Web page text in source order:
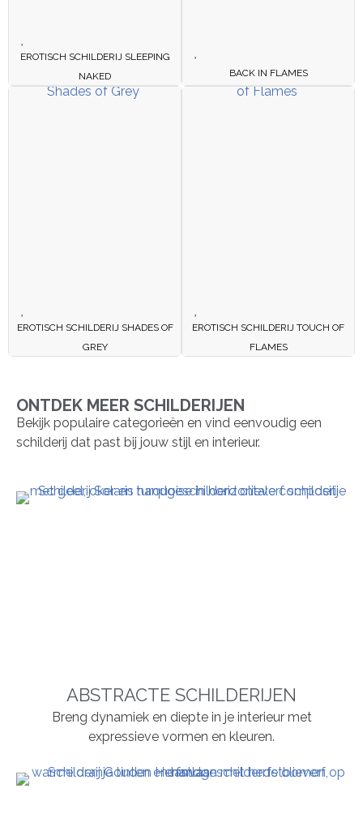
EROTISCH SCHILDERIJ SLEEPING
NAKED
BACK IN FLAMES
EROTISCH SCHILDERIJ SHADES OF
GREY
EROTISCH SCHILDERIJ TOUCH OF
FLAMES
ONTDEK MEER SCHILDERIJEN
Bekijk populaire categorieën en vind eenvoudig een
schilderij dat past bij jouw stijl en interieur.
ABSTRACTE SCHILDERIJEN
Breng dynamiek en diepte in je interieur met
expressieve vormen en kleuren.